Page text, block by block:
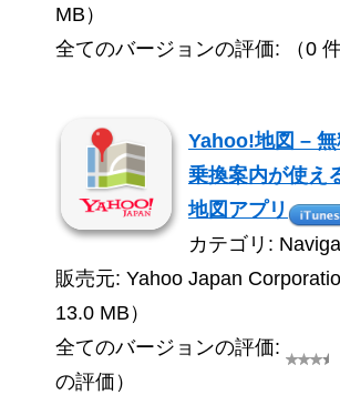
MB）
全てのバージョンの評価: （0 件
Yahoo!地図 –
乗換案内が使え
地図アプリ
カテゴリ:
販売元: Yahoo Japan
13.0 MB）
全てのバージョンの評価:
の評価）